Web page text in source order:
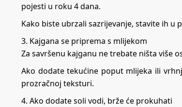
pojesti u roku 4 dana.
Kako biste ubrzali sazrijevanje, stavite ih
3. Kajgana se priprema s mlijekom
Za savršenu kajganu ne trebate ništa više
Ako dodate tekućine poput mlijeka ili
prozračnoj teksturi.
4. Ako dodate soli vodi, brže će prokuhati